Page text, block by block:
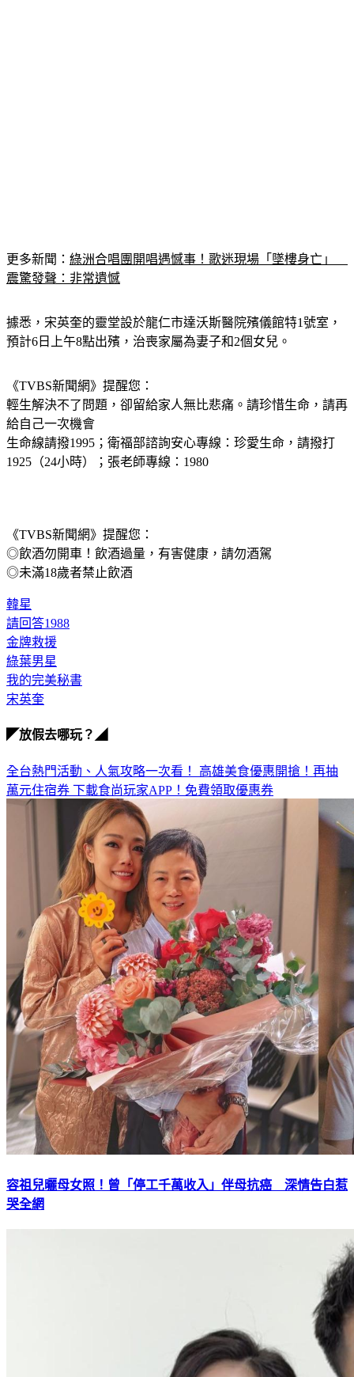
更多新聞： 綠洲合唱團開唱遇憾事！歌迷現場「墜樓身亡」
震驚發聲：非常遺憾
據悉，宋英奎的靈堂設於龍仁市達沃斯醫院殯儀館特1號室，
預計6日上午8點出殯，治喪家屬為妻子和2個女兒。
《TVBS新聞網》提醒您：
輕生解決不了問題，卻留給家人無比悲痛。請珍惜生命，請再
給自己一次機會
生命線請撥1995；衛福部諮詢安心專線：珍愛生命，請撥打
1925（24小時）；張老師專線：1980
《TVBS新聞網》提醒您：
◎飲酒勿開車！飲酒過量，有害健康，請勿酒駕
◎未滿18歲者禁止飲酒
韓星
請回答1988
金牌救援
綠葉男星
我的完美秘書
宋英奎
◤放假去哪玩？◢
全台熱門活動、人氣攻略一次看！ 高雄美食優惠開搶！再抽
萬元住宿券 下載食尚玩家APP！免費領取優惠券
容祖兒曬母女照！曾「停工千萬收入」伴母抗癌 深情告白惹
哭全網